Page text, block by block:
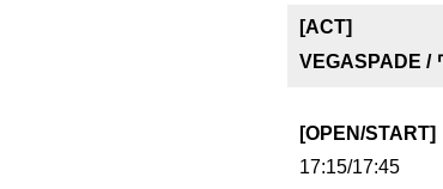
[ACT]
VEGASPADE /
[OPEN/START]
17:15/17:45